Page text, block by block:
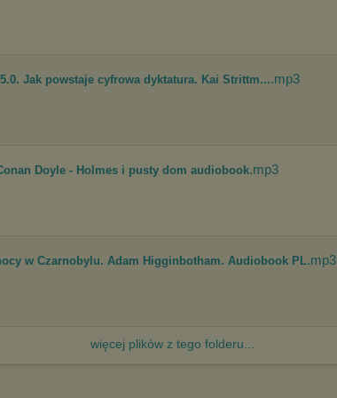
Jak powstaje cyfrowa dyktatura. Kai Strittm....mp3
Doyle - Holmes i pusty dom audiobook.mp3
w Czarnobylu. Adam Higginbotham. Audiobook PL.mp3
więcej plików z tego folderu...